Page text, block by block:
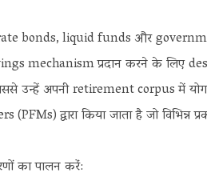
bonds, liquid funds और
mechanism प्रदान करने के लिए
उन्हें अपनी retirement corpus में
द्वारा किया जाता है जो विभिन्न
का पालन करें: